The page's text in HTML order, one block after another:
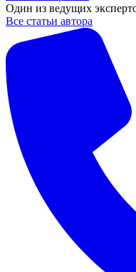
Один из ведущих
Все статьи автора